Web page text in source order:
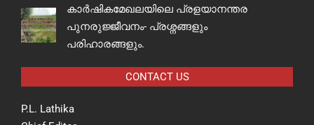
കാർഷികമേഖലയിലെ പ്രളയാനന്തര
പുനരുജ്ജീവനം- പ്രശ്നങ്ങളും
പരിഹാരങ്ങളും.
CONTACT US
P.L. Lathika